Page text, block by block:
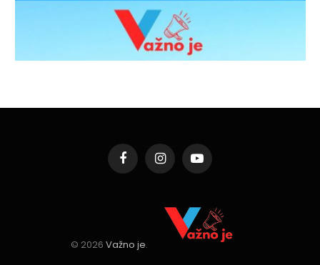
FacebookInstagramYouTube
© 2026 Važno je.